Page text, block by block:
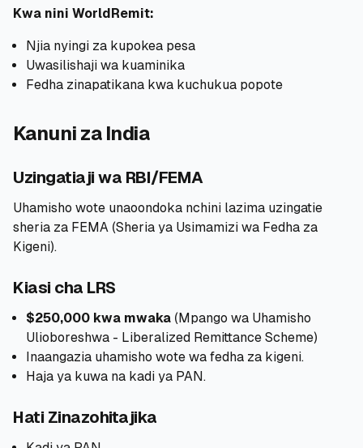
Kwa nini WorldRemit:
Njia nyingi za kupokea pesa
Uwasilishaji wa kuaminika
Fedha zinapatikana kwa kuchukua popote
Kanuni za India
Uzingatiaji wa RBI/FEMA
Uhamisho wote unaoondoka nchini lazima uzingatie
sheria za FEMA (Sheria ya Usimamizi wa Fedha za
Kigeni).
Kiasi cha LRS
$250,000 kwa mwaka (Mpango wa Uhamisho
Ulioboreshwa - Liberalized Remittance Scheme)
Inaangazia uhamisho wote wa fedha za kigeni.
Haja ya kuwa na kadi ya PAN.
Hati Zinazohitajika